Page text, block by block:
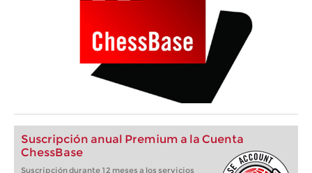
Suscripción anual Premium a la Cuenta
ChessBase
Suscripción durante 12 meses a los servicios